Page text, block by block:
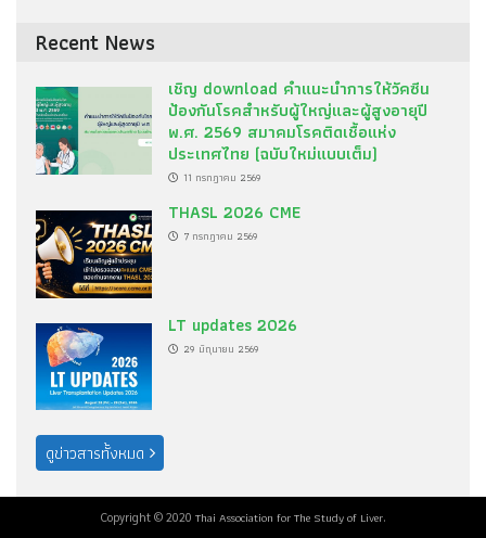
Recent News
เชิญ download คำแนะนำการให้วัคซีน
ป้องกันโรคสำหรับผู้ใหญ่และผู้สูงอายุปี
พ.ศ. 2569 สมาคมโรคติดเชื้อแห่ง
ประเทศไทย (ฉบับใหม่แบบเต็ม)
11 กรกฎาคม 2569
THASL 2026 CME
7 กรกฎาคม 2569
LT updates 2026
29 มิถุนายน 2569
ดูข่าวสารทั้งหมด
Copyright © 2020 Thai Association for The Study of Liver.